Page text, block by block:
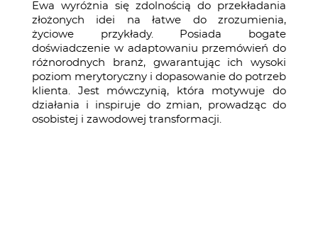
Ewa wyróżnia się zdolnością do przekładania
złożonych idei na łatwe do zrozumienia,
życiowe przykłady. Posiada bogate
doświadczenie w adaptowaniu przemówień do
różnorodnych branż, gwarantując ich wysoki
poziom merytoryczny i dopasowanie do potrzeb
klienta. Jest mówczynią, która motywuje do
działania i inspiruje do zmian, prowadząc do
osobistej i zawodowej transformacji.